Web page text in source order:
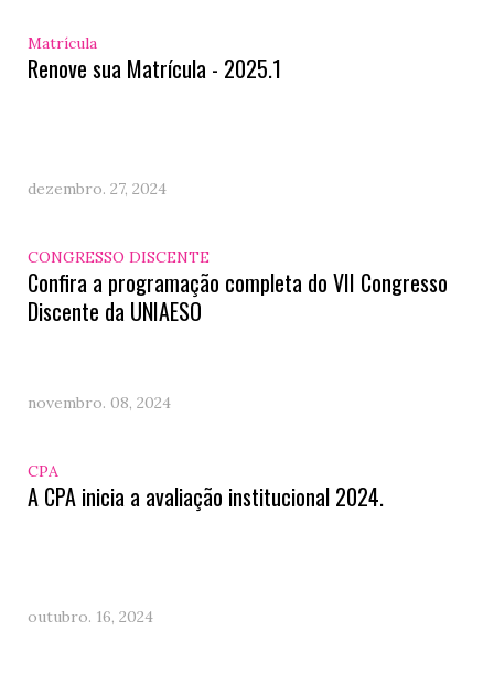
Matrícula
Renove sua Matrícula - 2025.1
dezembro. 27, 2024
CONGRESSO DISCENTE
Confira a programação completa do VII Congresso
Discente da UNIAESO
novembro. 08, 2024
CPA
A CPA inicia a avaliação institucional 2024.
outubro. 16, 2024